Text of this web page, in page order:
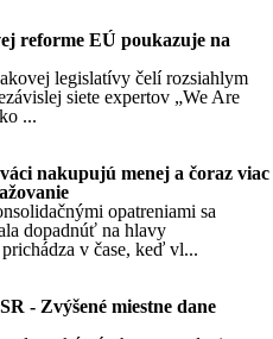
reforme EÚ poukazuje na
legislatívy čelí rozsiahlym
siete expertov „We Are
...
nakupujú menej a čoraz viac
opatreniami sa
dopadnúť na hlavy
v čase, keď vl...
- Zvýšené miestne dane